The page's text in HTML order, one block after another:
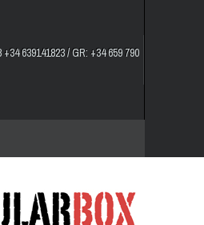
639141823 / GR: +34 659 790